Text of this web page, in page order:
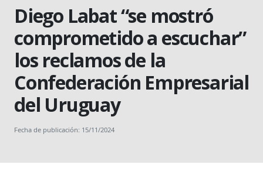
Diego Labat “se mostró
comprometido a escuchar”
los reclamos de la
Confederación Empresarial
del Uruguay
Fecha de publicación: 15/11/2024